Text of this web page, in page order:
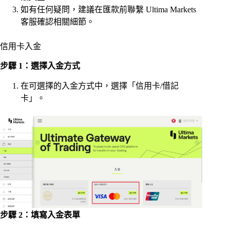
如有任何疑問，建議在匯款前聯繫 Ultima Markets
客服確認相關細節。
信用卡入金
步驟 1：選擇入金方式
在可選擇的入金方式中，選擇「信用卡/借記
卡」。
步驟 2：填寫入金表單